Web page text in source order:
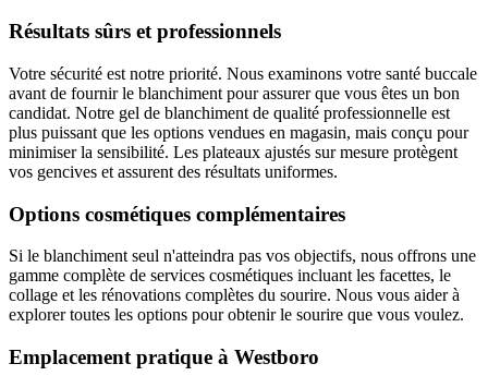
Résultats sûrs et professionnels
Votre sécurité est notre priorité. Nous examinons votre santé buccale
avant de fournir le blanchiment pour assurer que vous êtes un bon
candidat. Notre gel de blanchiment de qualité professionnelle est
plus puissant que les options vendues en magasin, mais conçu pour
minimiser la sensibilité. Les plateaux ajustés sur mesure protègent
vos gencives et assurent des résultats uniformes.
Options cosmétiques complémentaires
Si le blanchiment seul n'atteindra pas vos objectifs, nous offrons une
gamme complète de services cosmétiques incluant les facettes, le
collage et les rénovations complètes du sourire. Nous vous aider à
explorer toutes les options pour obtenir le sourire que vous voulez.
Emplacement pratique à Westboro